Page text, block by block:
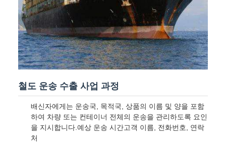
철도 운송 수출 사업 과정
배신자에게는 운송국, 목적국, 상품의 이름 및 양을 포함
하여 차량 또는 컨테이너 전체의 운송을 관리하도록 요인
을 지시합니다.예상 운송 시간고객 이름, 전화번호, 연락
처